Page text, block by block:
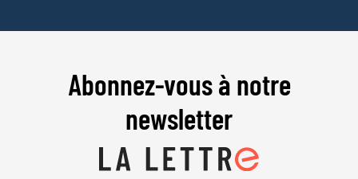
Abonnez-vous à notre
newsletter